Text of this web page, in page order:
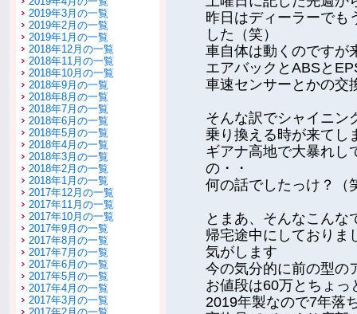
2019年3月の一覧
2019年2月の一覧
2019年1月の一覧
2018年12月の一覧
2018年11月の一覧
2018年10月の一覧
2018年9月の一覧
2018年8月の一覧
2018年7月の一覧
2018年6月の一覧
2018年5月の一覧
2018年4月の一覧
2018年3月の一覧
2018年2月の一覧
2018年1月の一覧
2017年12月の一覧
2017年11月の一覧
2017年10月の一覧
2017年9月の一覧
2017年8月の一覧
2017年7月の一覧
2017年6月の一覧
2017年5月の一覧
2017年4月の一覧
2017年3月の一覧
昨日はディーラーでも
した（笑）
車自体は動くのですが
エアバックとABSと
車速センサーとかの交
そんな訳でシャイニン
乗り換える時が来てし
ギアナ高地で大暴れし
の・・
何の話でしたっけ？（
とまあ、そんなこんな
帰宅途中にしておりま
気がします
今の気分的に前の型の
お値段は60万とちょ
2019年製なので7年落